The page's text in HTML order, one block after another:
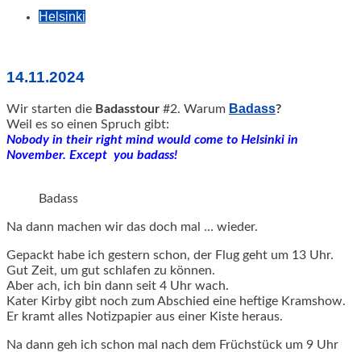
Helsinki
14.11.2024
Wir starten die Badasstour #2. Warum Badass?
Weil es so einen Spruch gibt:
Nobody in their right mind would come to Helsinki in
November. Except you badass!
Badass
Na dann machen wir das doch mal … wieder.
Gepackt habe ich gestern schon, der Flug geht um 13 Uhr.
Gut Zeit, um gut schlafen zu können.
Aber ach, ich bin dann seit 4 Uhr wach.
Kater Kirby gibt noch zum Abschied eine heftige Kramshow.
Er kramt alles Notizpapier aus einer Kiste heraus.
Na dann geh ich schon mal nach dem Früchstück um 9 Uhr